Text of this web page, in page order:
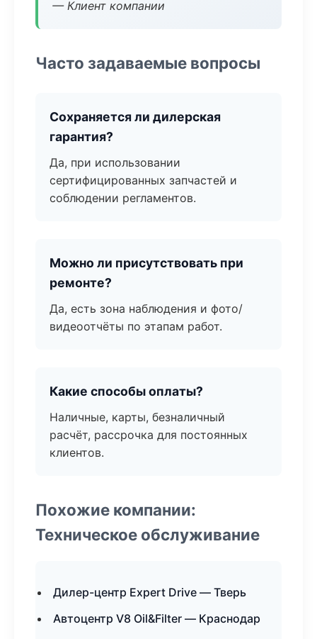
— Клиент компании
Часто задаваемые вопросы
Сохраняется ли дилерская
гарантия?
Да, при использовании
сертифицированных запчастей и
соблюдении регламентов.
Можно ли присутствовать при
ремонте?
Да, есть зона наблюдения и фото/
видеоотчёты по этапам работ.
Какие способы оплаты?
Наличные, карты, безналичный
расчёт, рассрочка для постоянных
клиентов.
Похожие компании:
Техническое обслуживание
Дилер-центр Expert Drive — Тверь
Автоцентр V8 Oil&Filter — Краснодар